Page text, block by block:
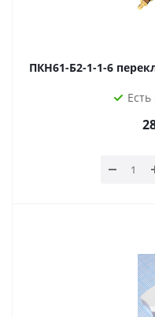
ПКН61-Б2-1-1-6 переключатель модульный б/фикс.